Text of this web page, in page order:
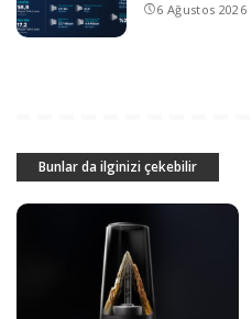
6 Ağustos 2026
Bunlar da ilginizi çekebilir